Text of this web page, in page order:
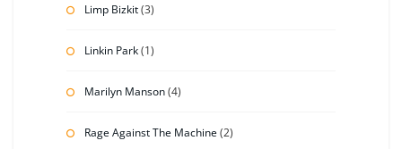
Limp Bizkit(3)
Linkin Park(1)
Marilyn Manson(4)
Rage Against The Machine(2)